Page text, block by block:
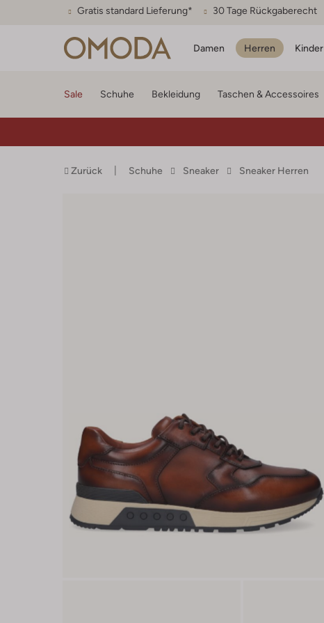
Gratis standard Lieferung* 30 Tage Rückgaberecht
Damen Herren Kinder
Sale Schuhe Bekleidung Taschen & Accessoires
Zurück Schuhe Sneaker Sneaker Herren